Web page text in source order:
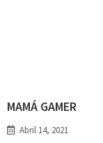
MAMÁ GAMER
Abril 14, 2021